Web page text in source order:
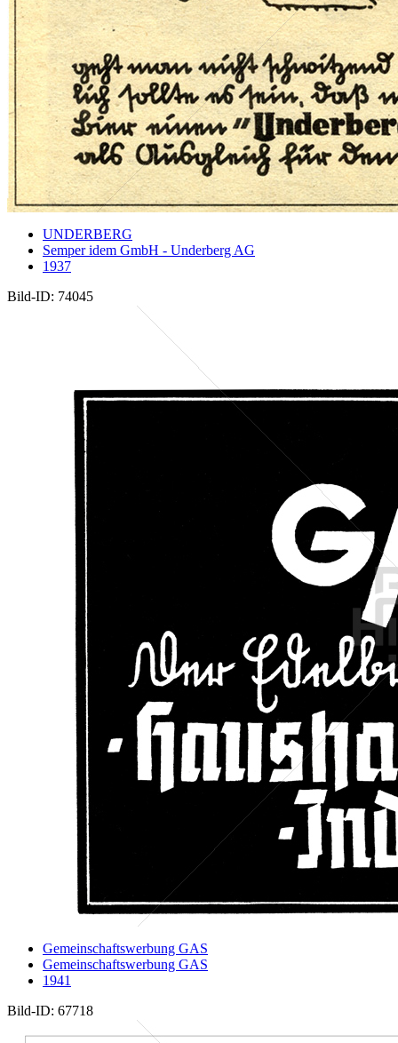
UNDERBERG
Semper idem GmbH - Underberg AG
1937
Bild-ID: 74045
Gemeinschaftswerbung GAS
Gemeinschaftswerbung GAS
1941
Bild-ID: 67718